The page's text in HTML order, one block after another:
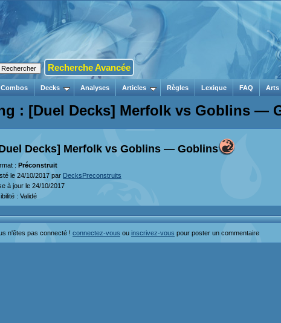
Recherche Avancée
Combos Decks Analyses Articles Règles Lexique FAQ Arts
: [Duel Decks] Merfolk vs Goblins —
Decks] Merfolk vs Goblins — Goblins
: Préconstruit
le 24/10/2017 par DecksPreconstruits
à jour le 24/10/2017
: Validé
n'êtes pas connecté ! connectez-vous ou inscrivez-vous pour poster un commentaire